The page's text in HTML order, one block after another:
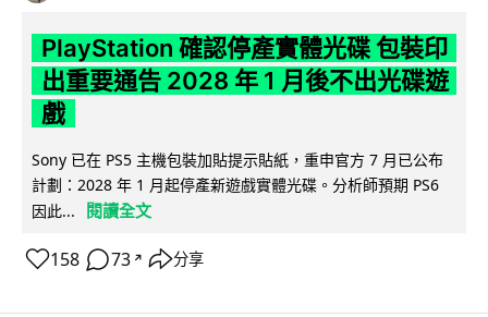
PlayStation 確認停產實體光碟 包裝印
出重要通告 2028 年 1 月後不出光碟遊
戲
Sony 已在 PS5 主機包裝加貼提示貼紙，重申官方 7 月已公布
計劃：2028 年 1 月起停產新遊戲實體光碟。分析師預期 PS6
因此...
閱讀全文
158 73 ↗ 分享